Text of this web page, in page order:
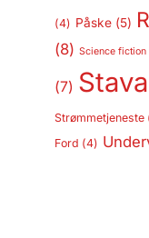
(4) Påske(5)
(8) Science fiction
(7)
Strømmetjeneste
Ford (4)